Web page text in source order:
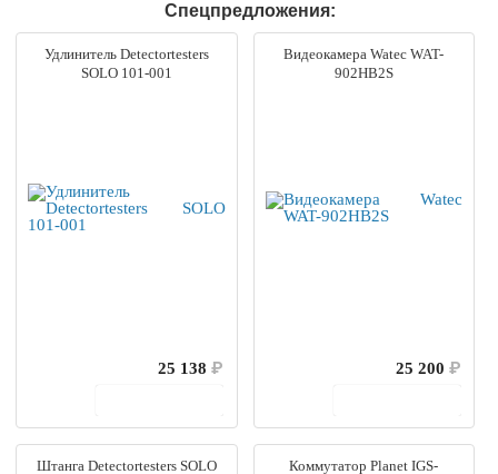
Спецпредложения:
Удлинитель Detectortesters
SOLO 101-001
25 138₽
Видеокамера Watec WAT-
902HB2S
25 200 ₽
Штанга Detectortesters SOLO
Коммутатор Planet IGS-